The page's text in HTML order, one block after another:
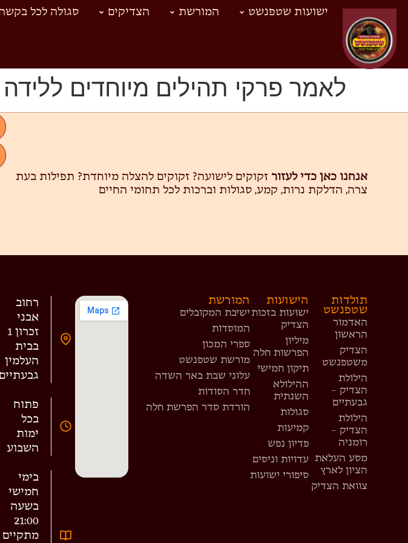
ישועות שטפנשט המורשת הצדיקים סגולה לכל
לאמר פרקי תהילים מיוחדים ללידה
אנחנו כאן כדי לעזורזקוקים לישועה? זקוקים להצלה מיוחדת? תפילות בעת
צרה, הדלקת נרות, קמע, סגולות וברכות לכל תחומי החיים
תולדות
שטפנשט
האדמור
הראשון
הצדיק
משטפנשט
הילולת
הצדיק –
גבעתיים
הילולת
הצדיק –
רומניה
מסע העלאת
הציון לארץ
צוואת הצדיק
הישועות
ישועות בזכות
הצדיק
מיליון
הפרשות חלה
תיקון חמישי
ההילולא
השנתית
סגולות
קמיעות
פדיון נפש
עדויות וניסים
סיפורי ישועות
המורשת
ישיבת המקובלים
המוסדות
ספרי המכון
מורשת שטפנשט
עלוני שבת באר השדה
חדר הסודות
הורדת סדר הפרשת חלה
רחוב
אבני
זכרון 1
בבית
העלמין
גבעתיים
פתוח
בכל
ימות
השבוע
בימי
חמישי
בשעה
21:00
מתקיים